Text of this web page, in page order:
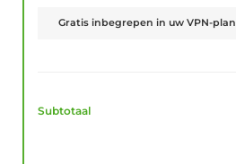
Gratis inbegrepen in uw VPN-plan
Subtotaal